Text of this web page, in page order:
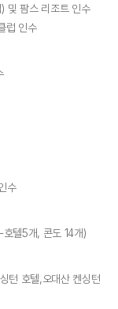
및 팜스 리조트 인수
럽 인수
수
텔5개, 콘도 14개)
턴 호텔,오대산 켄싱턴